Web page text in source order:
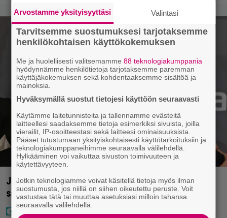
Jani Sieviseltä harvinainen kuva – ”Kaikki lapset
samaan aikaan”
Arvostamme yksityisyyttäsi Valintasi
Tarvitsemme suostumuksesi tarjotaksemme
henkilökohtaisen käyttökokemuksen
Me ja huolellisesti valitsemamme88 teknologiakumppania
hyödynnämme henkilötietoja tarjotaksemme paremman
käyttäjäkokemuksen sekä kohdentaaksemme sisältöä ja
mainoksia.
Hyväksymällä suostut tietojesi käyttöön seuraavasti
Käytämme laitetunnisteita ja tallennamme evästeitä
laitteellesi saadaksemme tietoja esimerkiksi sivuista, joilla
vierailit, IP-osoitteestasi sekä laitteesi ominaisuuksista.
Pääset tutustumaan yksityiskohtaisesti käyttötarkoituksiin ja
teknologiakumppaneihimme seuraavalla välilehdellä.
Hylkääminen voi vaikuttaa sivuston toimivuuteen ja
käytettävyyteen.
Jotkin teknologiamme voivat käsitellä tietoja myös ilman
suostumusta, jos niillä on siihen oikeutettu peruste. Voit
vastustaa tätä tai muuttaa asetuksiasi milloin tahansa
seuraavalla välilehdellä.